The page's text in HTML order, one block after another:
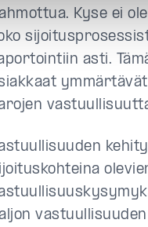
Kyse ei
asti.